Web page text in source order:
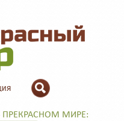
ПРЕКРАСНОМ МИРЕ: